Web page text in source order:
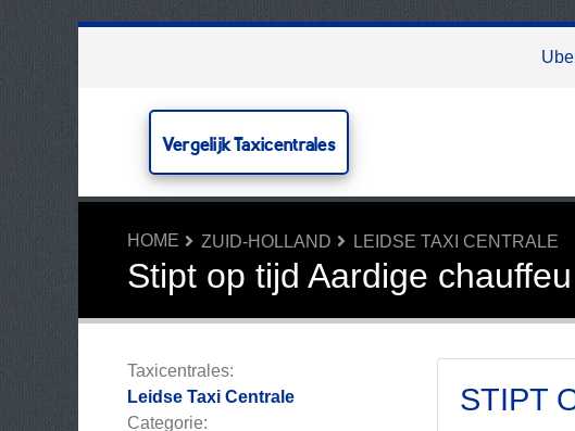
Vergelijk Taxicentrales
HOME ZUID-HOLLAND LEIDSE TAXI CENTRALE
Stipt op tijd Aardige chauffeu
Taxicentrales:
Leidse Taxi Centrale
Categorie:
STIPT